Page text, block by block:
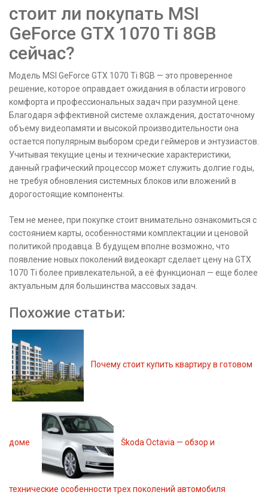
стоит ли покупать MSI
GeForce GTX 1070 Ti 8GB
сейчас?
Модель MSI GeForce GTX 1070 Ti 8GB — это проверенное
решение, которое оправдает ожидания в области игрового
комфорта и профессиональных задач при разумной цене.
Благодаря эффективной системе охлаждения, достаточному
объему видеопамяти и высокой производительности она
остается популярным выбором среди геймеров и энтузиастов.
Учитывая текущие цены и технические характеристики,
данный графический процессор может служить долгие годы,
не требуя обновления системных блоков или вложений в
дорогостоящие компоненты.
Тем не менее, при покупке стоит внимательно ознакомиться с
состоянием карты, особенностями комплектации и ценовой
политикой продавца. В будущем вполне возможно, что
появление новых поколений видеокарт сделает цену на GTX
1070 Ti более привлекательной, а её функционал — еще более
актуальным для большинства массовых задач.
Похожие статьи:
Почему стоит купить квартиру в готовом
доме Škoda Octavia — обзор и
технические особенности трех поколений автомобиля